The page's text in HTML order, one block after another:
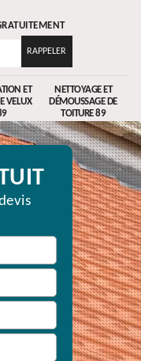
ET
VELUX
NETTOYAGE ET
DÉMOUSSAGE DE
TOITURE 89